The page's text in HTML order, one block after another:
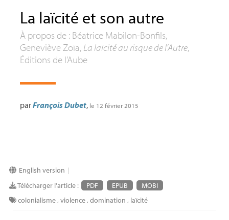
La laïcité et son autre
À propos de : Béatrice Mabilon-Bonfils,
Geneviève Zoïa, La laïcité au risque de l’Autre,
Éditions de l’Aube
parFrançois Dubet, le 12 février 2015
English version |
Télécharger l'article : PDF EPUB
MOBI
colonialisme,violence,domination , laïcité